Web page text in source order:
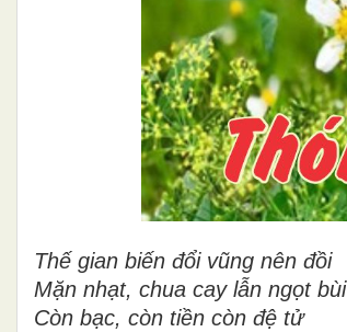
Thế gian biến đổi vũng nên đồi
Mặn nhạt, chua cay lẫn ngọt bùi
Còn bạc, còn tiền còn đệ tử